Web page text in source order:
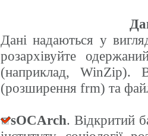
Дані надаються у
розархівуйте
(наприклад, WinZip).
(розширення frm) та
sOCArch. Відкритий